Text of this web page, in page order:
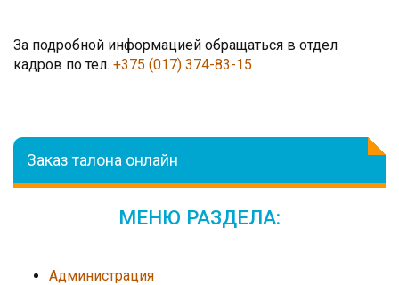
За подробной информацией обращаться в отдел
кадров по тел. +375 (017) 374-83-15
Заказ талона онлайн
МЕНЮ РАЗДЕЛА:
Администрация